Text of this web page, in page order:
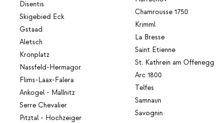
Disentis
Skigebied Eck
Gstaad
Aletsch
Kronplatz
Nassfeld-Hermagor
Flims-Laax-Falera
Ankogel - Mallnitz
Serre Chevalier
Pitztal - Hochzeiger
Chamrousse 1750
Krimml
La Bresse
Saint Etienne
St. Kathrein am Offenegg
Arc 1800
Telfes
Samnaun
Savognin